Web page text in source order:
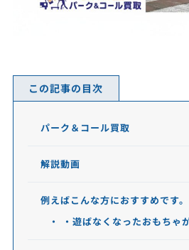
この記事の目次
パーク＆コール買取
解説動画
例えばこんな方におすすめです。
・遊ばなくなったおもちゃ